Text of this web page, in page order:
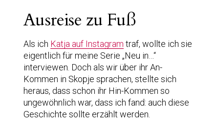
Ausreise zu Fuß
Als ich Katja auf Instagram traf, wollte ich sie
eigentlich für meine Serie „Neu in…“
interviewen. Doch als wir über ihr An-
Kommen in Skopje sprachen, stellte sich
heraus, dass schon ihr Hin-Kommen so
ungewöhnlich war, dass ich fand: auch diese
Geschichte sollte erzählt werden.